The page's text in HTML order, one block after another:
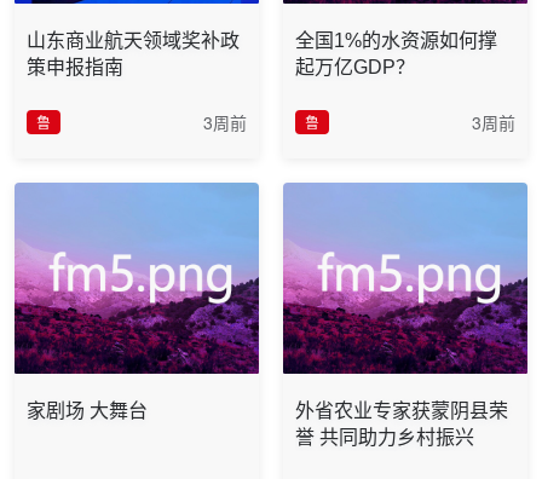
山东商业航天领域奖补政
策申报指南
鲁 3周前
全国1%的水资源如何撑
起万亿GDP？
鲁 3周前
家剧场 大舞台
外省农业专家获蒙阴县荣
誉 共同助力乡村振兴